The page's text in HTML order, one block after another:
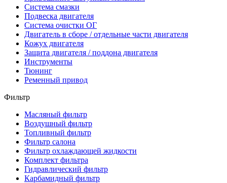
Система смазки
Подвеска двигателя
Система очистки ОГ
Двигатель в сборе / отдельные части двигателя
Кожух двигателя
Защита двигателя / поддона двигателя
Инструменты
Тюнинг
Ременный привод
Фильтр
Масляный фильтр
Воздушный фильтр
Топливный фильтр
Фильтр салона
Фильтр охлаждающей жидкости
Комплект фильтра
Гидравлический фильтр
Карбамидный фильтр